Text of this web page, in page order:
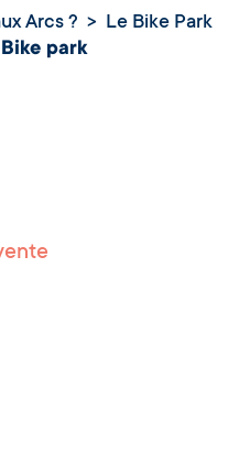
Arcs ?
Le Bike Park
park